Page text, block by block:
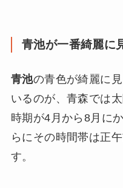
青池が一番綺麗に
青池の青色が綺麗に
いるのが、青森では
時期が4月から8月に
らにその時間帯は正
す。